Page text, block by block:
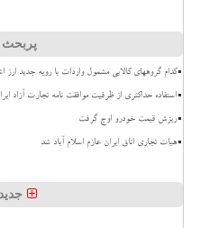
پربحث
کدام گروههای کالایی مشمول واردات با رویه جدید
استفاده حداکثری از ظرفیت موافقت نامه تجارت آزاد
ریزش قیمت خودرو اوج گرفت
هیات تجاری اتاق ایران عازم اسلام آباد شد